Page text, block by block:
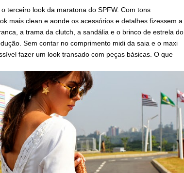
terceiro look da maratona do SPFW. Com tons
mais clean e aonde os acessórios e detalhes fizessem a
a trama da clutch, a sandália e o brinco de estrela do
Sem contar no comprimento midi da saia e o maxi
fazer um look transado com peças básicas. O que